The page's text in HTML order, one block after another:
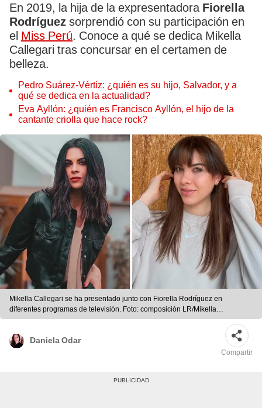
En 2019, la hija de la expresentadora Fiorella
Rodríguez sorprendió con su participación en
el Miss Perú. Conoce a qué se dedica Mikella
Callegari tras concursar en el certamen de
belleza.
Pedro Suárez-Vértiz: ¿quién es su hijo, Salvador, y a
qué se dedica en la actualidad?
Eva Ayllón: ¿quién es Francisco Ayllón, el hijo de la
cantante criolla que hace rock?
Mikella Callegari se ha presentado junto con Fiorella Rodríguez en
diferentes programas de televisión. Foto: composición LR/Mikella
Callegari/Fiorella Rodríguez/Instagram
Daniela Odar
Compartir